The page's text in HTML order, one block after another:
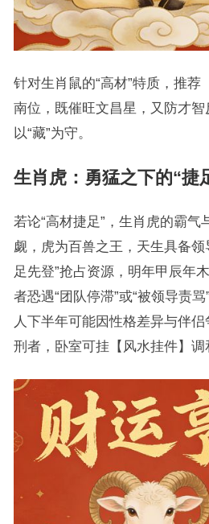
针对生肖鼠的“高材”特质，推荐
南位，既催旺文昌星，又防才
以“藏”为守。
生肖虎：勇猛之下的“捷
若论“高材捷足”，生肖虎的霸气
觑，虎为百兽之王，天生具备领
足先登”抢占资源，明年甲辰年
者恐遇“团队停滞”或“被领导责
人下半年可能因性格差异与伴
刑者，卧室可挂【风水挂件】调